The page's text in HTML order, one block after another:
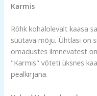
Karmis
Rõhk kohalolevalt kaasa
süütava mõju. Ühtlasi on
omadustes ilmnevatest
"Karmis" võteti üksnes
pealkirjana.